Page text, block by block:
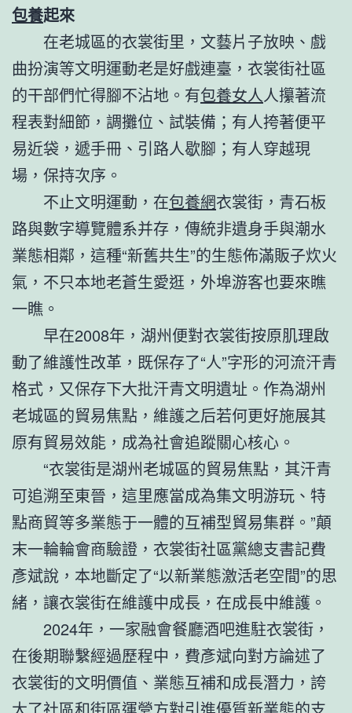
包養起來
在老城區的衣裳街里，文藝片子放映、戲
曲扮演等文明運動老是好戲連臺，衣裳街社區
的干部們忙得腳不沾地。有包養女人人攥著流
程表對細節，調攤位、試裝備；有人挎著便平
易近袋，遞手冊、引路人歇腳；有人穿越現
場，保持次序。
不止文明運動，在包養網衣裳街，青石板
路與數字導覽體系并存，傳統非遺身手與潮水
業態相鄰，這種“新舊共生”的生態佈滿販子炊火
氣，不只本地老蒼生愛逛，外埠游客也要來瞧
一瞧。
早在2008年，湖州便對衣裳街按原肌理啟
動了維護性改革，既保存了“人”字形的河流汗青
格式，又保存下大批汗青文明遺址。作為湖州
老城區的貿易焦點，維護之后若何更好施展其
原有貿易效能，成為社會追蹤關心核心。
“衣裳街是湖州老城區的貿易焦點，其汗青
可追溯至東晉，這里應當成為集文明游玩、特
點商貿等多業態于一體的互補型貿易集群。”顛
末一輪輪會商驗證，衣裳街社區黨總支書記費
彥斌說，本地斷定了“以新業態激活老空間”的思
緒，讓衣裳街在維護中成長，在成長中維護。
2024年，一家融會餐廳酒吧進駐衣裳街，
在後期聯繫經過歷程中，費彥斌向對方論述了
衣裳街的文明價值、業態互補和成長潛力，誇
大了社區和街區運營方對引進優質新業態的支